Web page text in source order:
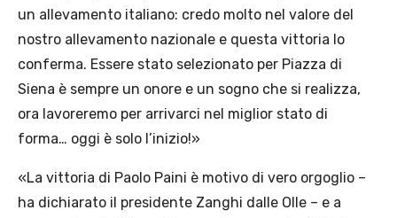
un allevamento italiano: credo molto nel valore del
nostro allevamento nazionale e questa vittoria lo
conferma. Essere stato selezionato per Piazza di
Siena è sempre un onore e un sogno che si realizza,
ora lavoreremo per arrivarci nel miglior stato di
forma… oggi è solo l’inizio!»
«La vittoria di Paolo Paini è motivo di vero orgoglio –
ha dichiarato il presidente Zanghi dalle Olle – e a